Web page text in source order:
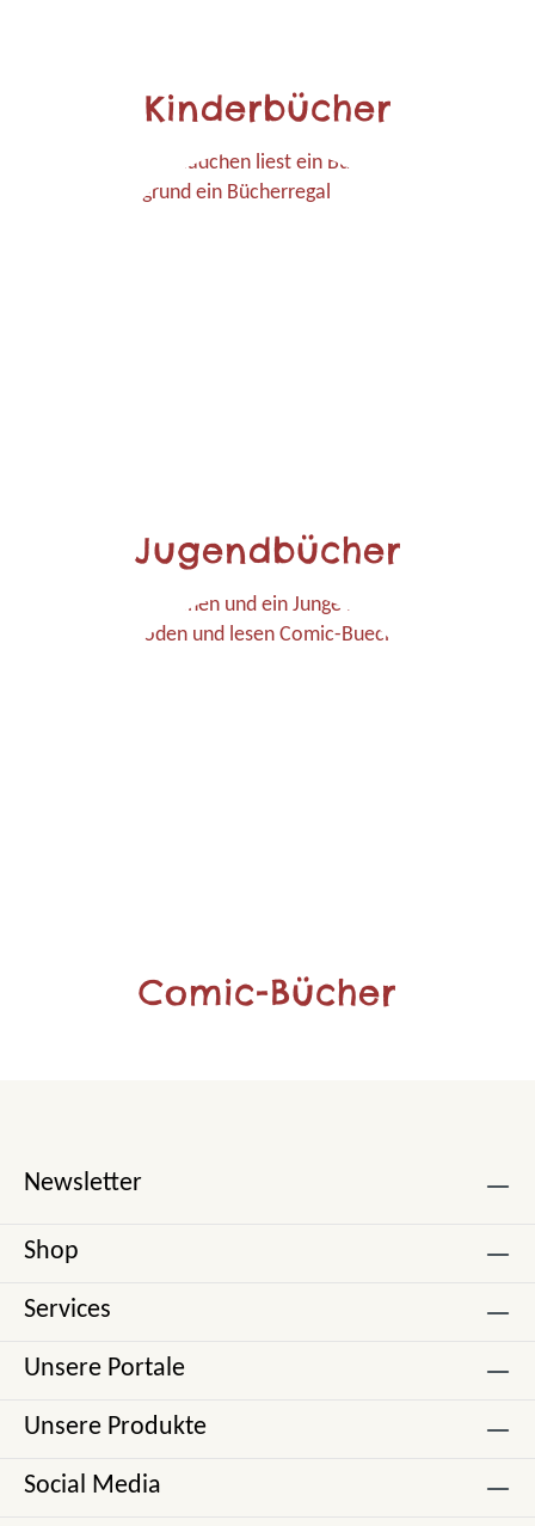
Kinderbücher
Jugendbücher
Comic-Bücher
Newsletter
Shop
Services
Unsere Portale
Unsere Produkte
Social Media